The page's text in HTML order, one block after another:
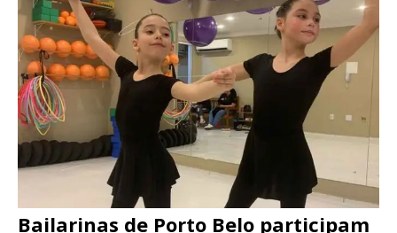
Bailarinas de Porto Belo participam